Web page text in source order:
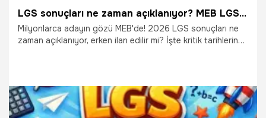
LGS sonuçları ne zaman açıklanıyor? MEB LGS sonuç takvimi ve yapay zeka sürprizi!
Milyonlarca adayın gözü MEB'de! 2026 LGS sonuçları ne
zaman açıklanıyor, erken ilan edilir mi? İşte kritik tarihlerin